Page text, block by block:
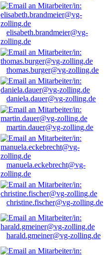
elisabeth.brandmeier@vg-
zolling.de
thomas.burger@vg-zolling.de
daniela.dauer@vg-zolling.de
martin.dauer@vg-zolling.de
manuela.eckebrecht@vg-
zolling.de
christine.fischer@vg-zolling.de
harald.gmeiner@vg-zolling.de